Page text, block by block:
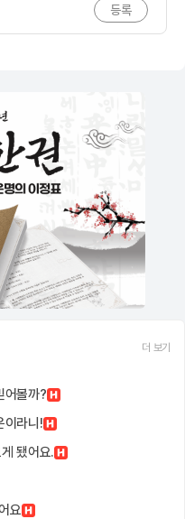
더 보기
어볼까?
이라니!
됐어요.
요